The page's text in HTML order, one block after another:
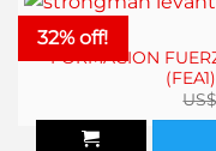
32% off!
FORMACION